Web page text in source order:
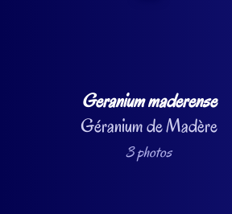
Geranium maderense
Géranium de Madère
3 photos